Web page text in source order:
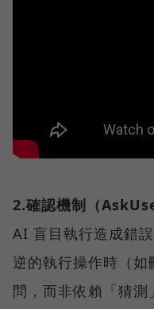
2.確認機制（
AI 盲目執行造成錯
逆的執行操作時（
問，而非依賴「猜